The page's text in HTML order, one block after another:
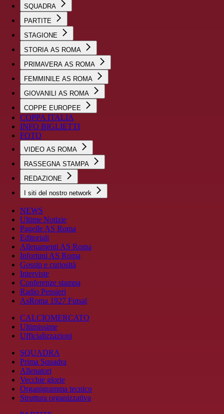
SQUADRA
PARTITE
STAGIONE
STORIA AS ROMA
PRIMAVERA AS ROMA
FEMMINILE AS ROMA
GIOVANILI AS ROMA
COPPE EUROPEE
COPPA ITALIA
INFO BIGLIETTI
FOTO
VIDEO AS ROMA
RASSEGNA STAMPA
REDAZIONE
I siti del nostro network
NEWS
Ultime Notizie
Pagelle AS Roma
Editoriali
Allenamenti AS Roma
Infortuni AS Roma
Gossip e curiosità
Interviste
Conferenze stampa
Radio Pensieri
AsRoma 1927 Futsal
CALCIOMERCATO
Ultimissime
Ufficializzazioni
SQUADRA
Prima Squadra
Allenatori
Vecchie glorie
Organigramma tecnico
Struttura organizzativa